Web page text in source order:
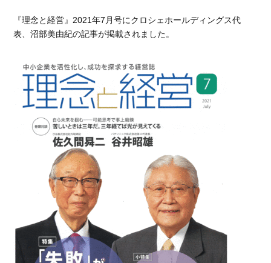
『理念と経営』2021年7月号にクロシェホールディングス代
表、沼部美由紀の記事が掲載されました。